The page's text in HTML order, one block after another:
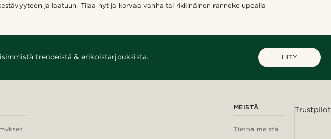
ja laatuun. Tilaa nyt ja korvaa vanha tai rikkinäinen ranneke upealla
trendeistä & erikoistarjouksista. LIITY
MEISTÄ
Tietoa meistä
Trustpilot